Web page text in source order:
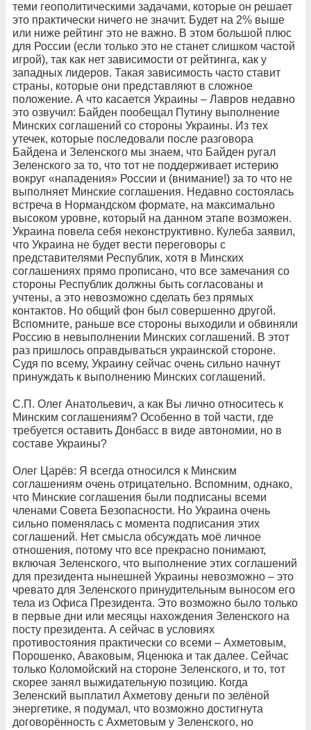
теми геополитическими задачами, которые он решает
это практически ничего не значит. Будет на 2% выше
или ниже рейтинг это не важно. В этом большой плюс
для России (если только это не станет слишком частой
игрой), так как нет зависимости от рейтинга, как у
западных лидеров. Такая зависимость часто ставит
страны, которые они представляют в сложное
положение. А что касается Украины – Лавров недавно
это озвучил: Байден пообещал Путину выполнение
Минских соглашений со стороны Украины. Из тех
утечек, которые последовали после разговора
Байдена и Зеленского мы знаем, что Байден ругал
Зеленского за то, что тот не поддерживает истерию
вокруг «нападения» России и (внимание!) за то что не
выполняет Минские соглашения. Недавно состоялась
встреча в Нормандском формате, на максимально
высоком уровне, который на данном этапе возможен.
Украина повела себя неконструктивно. Кулеба заявил,
что Украина не будет вести переговоры с
представителями Республик, хотя в Минских
соглашениях прямо прописано, что все замечания со
стороны Республик должны быть согласованы и
учтены, а это невозможно сделать без прямых
контактов. Но общий фон был совершенно другой.
Вспомните, раньше все стороны выходили и обвиняли
Россию в невыполнении Минских соглашений. В этот
раз пришлось оправдываться украинской стороне.
Судя по всему, Украину сейчас очень сильно начнут
принуждать к выполнению Минских соглашений.
С.П. Олег Анатольевич, а как Вы лично относитесь к
Минским соглашениям? Особенно в той части, где
требуется оставить Донбасс в виде автономии, но в
составе Украины?
Олег Царёв: Я всегда относился к Минским
соглашениям очень отрицательно. Вспомним, однако,
что Минские соглашения были подписаны всеми
членами Совета Безопасности. Но Украина очень
сильно поменялась с момента подписания этих
соглашений. Нет смысла обсуждать моё личное
отношения, потому что все прекрасно понимают,
включая Зеленского, что выполнение этих соглашений
для президента нынешней Украины невозможно – это
чревато для Зеленского принудительным выносом его
тела из Офиса Президента. Это возможно было только
в первые дни или месяцы нахождения Зеленского на
посту президента. А сейчас в условиях
противостояния практически со всеми – Ахметовым,
Порошенко, Аваковым, Яценюка и так далее. Сейчас
только Коломойский на стороне Зеленского, и то, тот
скорее занял выжидательную позицию. Когда
Зеленский выплатил Ахметову деньги по зелёной
энергетике, я подумал, что возможно достигнута
договорённость с Ахметовым у Зеленского, но